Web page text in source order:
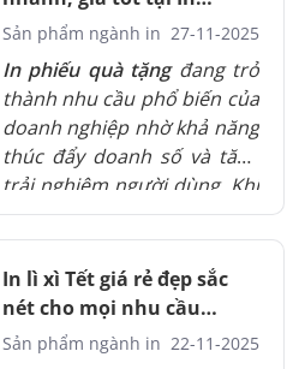
Đồng thời gợi ý các yếu tố
cần lưu ý để tối ưu chi phí
và bảo đảm hình ảnh
thương hiệu.
Thành Đạt
Sản phẩm ngành in 27-11-2025
In phiếu quà tặng đang trở
thành nhu cầu phổ biến của
doanh nghiệp nhờ khả năng
thúc đẩy doanh số và tăng
trải nghiệm người dùng. Khi
lựa chọn chất liệu giấy phù
hợp kết hợp kỹ thuật in hiện
đại và thiết kế chỉn chu
doanh nghiệp có thể tạo ra
những tấm phiếu sang
trọng và giàu giá trị thương
In lì xì Tết giá rẻ đẹp sắc
nét cho mọi nhu cầu
khách hàng
Sản phẩm ngành in 22-11-2025